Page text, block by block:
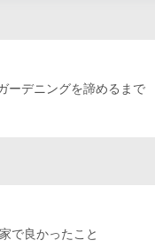
ーデニングを諦めるまで
で良かったこと